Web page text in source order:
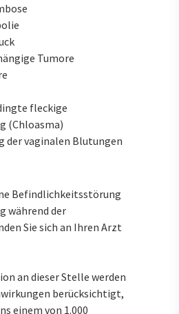
Tumore
fleckige
(Chloasma)
der vaginalen Blutungen
Befindlichkeitsstörung
während der
Sie sich an Ihren Arzt
an dieser Stelle werden
berücksichtigt,
einem von 1.000